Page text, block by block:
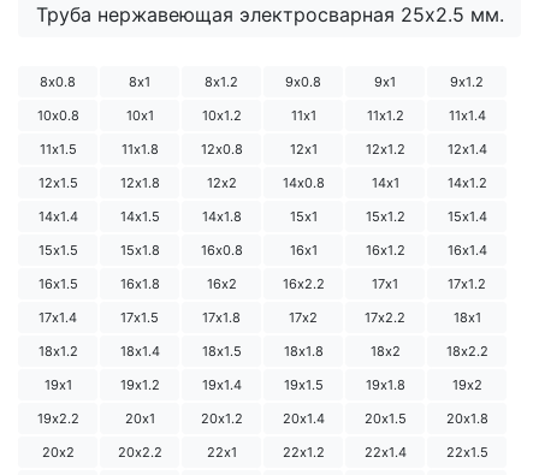
Труба нержавеющая электросварная 25х2.5 мм.
8х0.8 8х1 8х1.2 9х0.8 9х1
9х1.2
10х0.8
10х1 10х1.2 11х1 11х1.2
11х1.4
11х1.5
11х1.8 12х0.8 12х1 12х1.2
12х1.4
12х1.5
12х1.8 12х2 14х0.8 14х1
14х1.2
14х1.4
14х1.5 14х1.8 15х1 15х1.2
15х1.4
15х1.5
15х1.8 16х0.8 16х1 16х1.2
16х1.4
16х1.5
16х1.8 16х2 16х2.2 17х1
17х1.2
17х1.4
17х1.5 17х1.8 17х2 17х2.2
18х1
18х1.2
18х1.4 18х1.5 18х1.8 18х2
18х2.2
19х1
19х1.2 19х1.4 19х1.5 19х1.8
19х2
19х2.2
20х1 20х1.2 20х1.4 20х1.5
20х1.8
20х2
20х2.2 22х1 22х1.2 22х1.4
22х1.5